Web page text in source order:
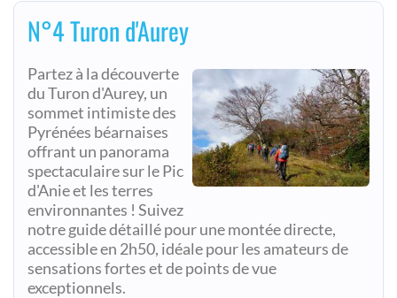
N°4 Turon d'Aurey
Partez à la découverte
du Turon d'Aurey, un
sommet intimiste des
Pyrénées béarnaises
offrant un panorama
spectaculaire sur le Pic
d'Anie et les terres
environnantes ! Suivez
notre guide détaillé pour une montée directe,
accessible en 2h50, idéale pour les amateurs de
sensations fortes et de points de vue
exceptionnels.